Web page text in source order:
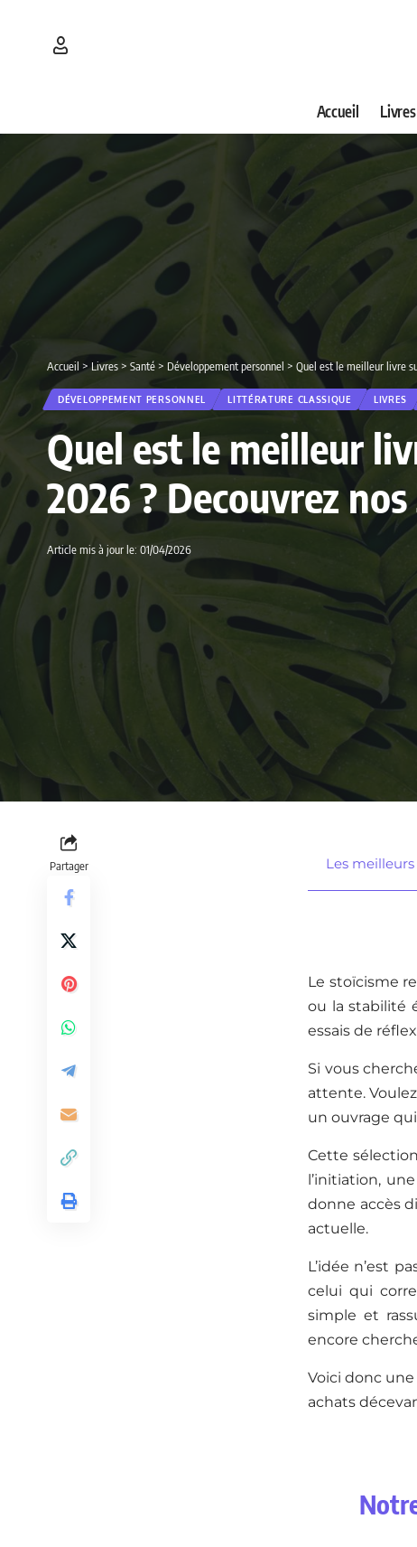
Accueil Livres
Accueil >Livres> Santé> Développement personnel > Quel est le meilleur livre
DÉVELOPPEMENT PERSONNEL LITTÉRATURE CLASSIQUE LIVRES
Quel est le meilleur
2026 ? Decouvrez
Article mis à jour le: 01/04/2026
Partager Les
Le stoïcisme
ou la stabilité
essais de
Si vous
attente.
un ouvrage
Cette
l’initiation,
donne accès
actuelle.
L’idée n’est
celui qui
simple et
encore
Voici donc
achats